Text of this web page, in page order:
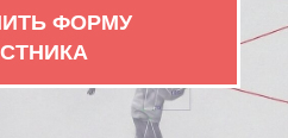
ФОРМУ